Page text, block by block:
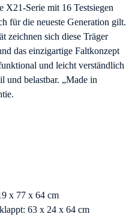
X21-Serie mit 16 Testsiegen
für die neueste Generation gilt.
zeichnen sich diese Träger
das einzigartige Faltkonzept
und leicht verständlich
und belastbar. „Made in
x 77 x 64 cm
63 x 24 x 64 cm